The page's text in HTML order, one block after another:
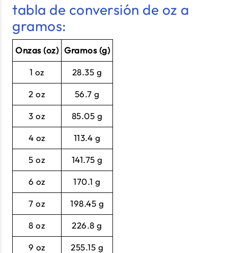
tabla de conversión de oz a
gramos:
Onzas (oz) Gramos (g)
1 oz 28.35 g
2 oz 56.7 g
3 oz 85.05 g
4 oz 113.4 g
5 oz 141.75 g
6 oz 170.1 g
7 oz 198.45 g
8 oz 226.8 g
9 oz 255.15 g